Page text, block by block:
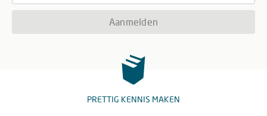
Aanmelden
PRETTIG KENNIS MAKEN